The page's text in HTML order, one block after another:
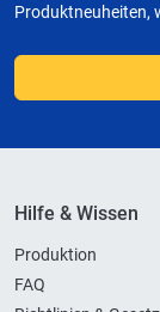
Produktneuheiten,
Hilfe & Wissen
Produktion
FAQ